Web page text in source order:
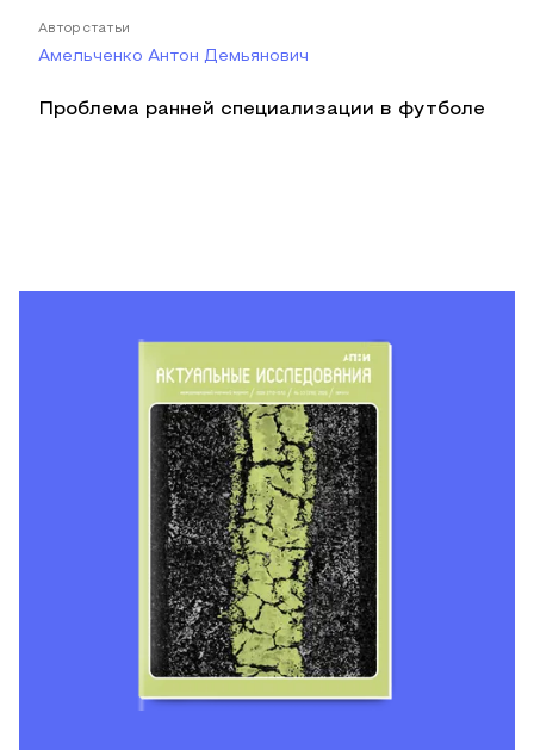
Автор статьи
Амельченко Антон Демьянович
Проблема ранней специализации в футболе